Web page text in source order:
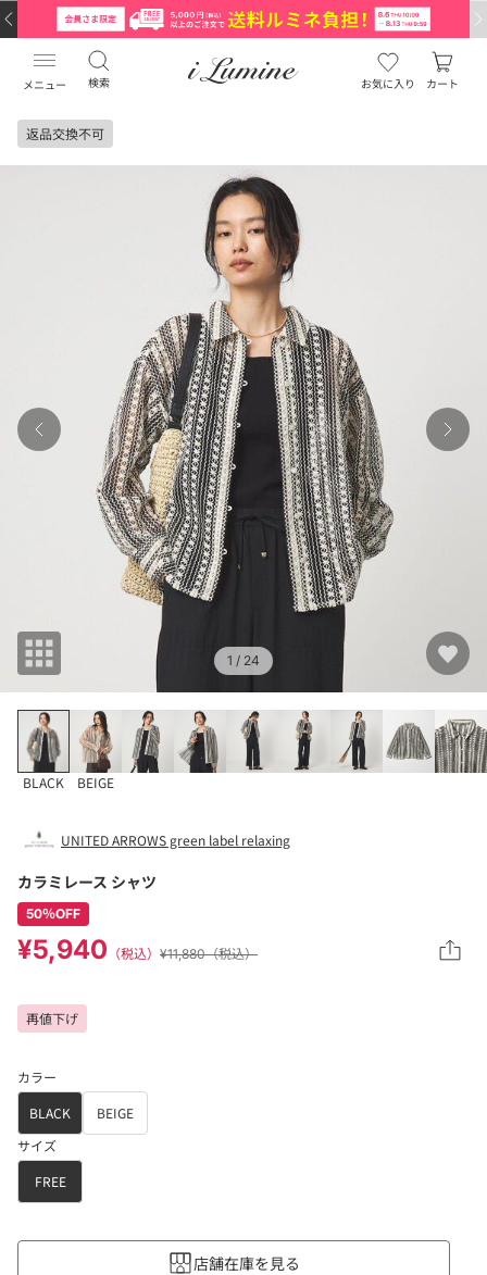
メニュー 検索 お気に入り カート
返品交換不可
1 / 24
BLACK BEIGE
UNITED ARROWS green label relaxing
カラミレース シャツ
50％OFF
¥5,940 （税込） ¥11,880（税込）
再値下げ
カラー
BLACK
BEIGE
サイズ
FREE
店舗在庫を見る